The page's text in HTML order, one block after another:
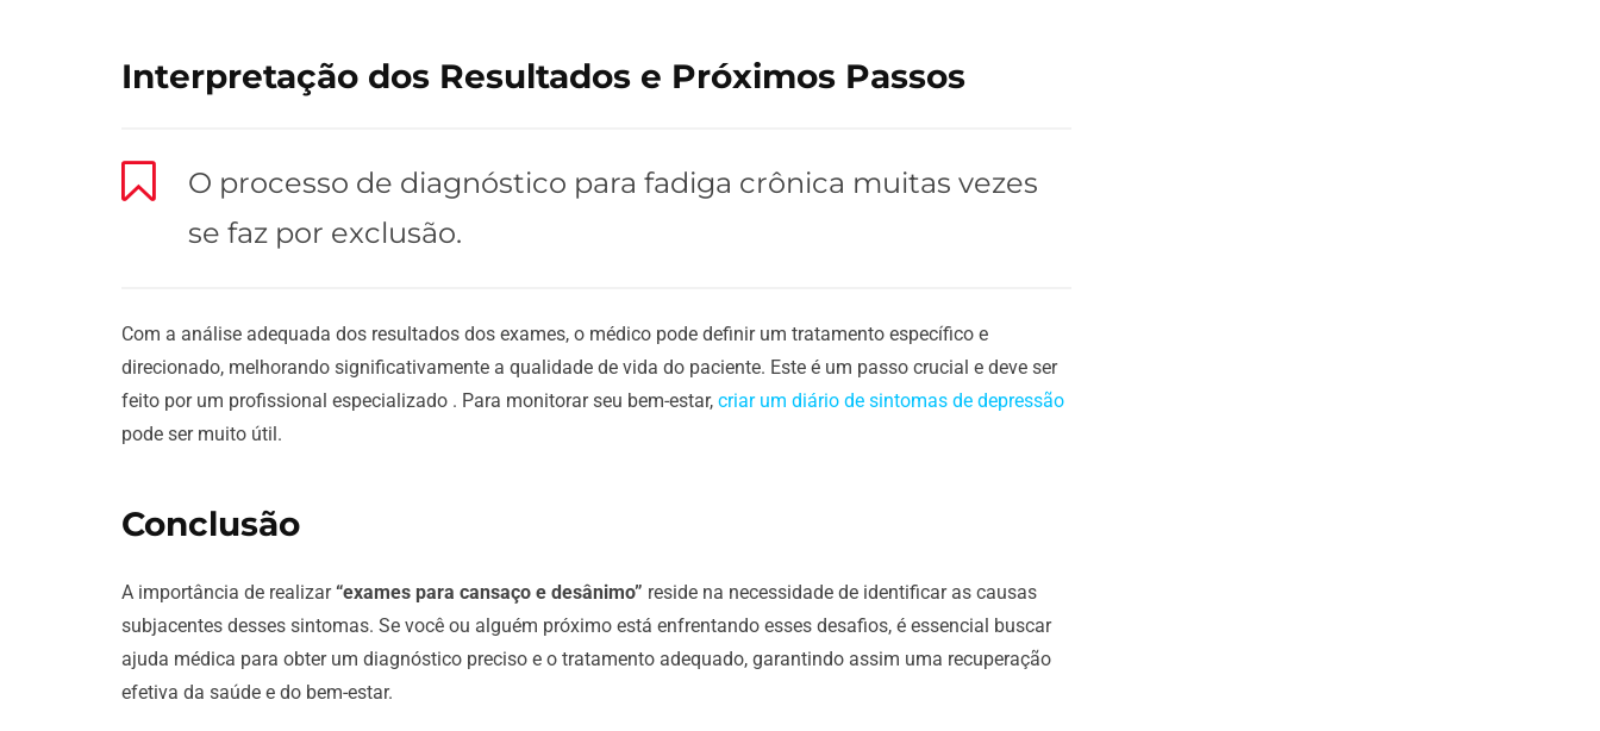
Interpretação dos Resultados e Próximos Passos
O processo de diagnóstico para fadiga crônica muitas vezes
se faz por exclusão.
Com a análise adequada dos resultados dos exames, o médico pode definir um tratamento específico e
direcionado, melhorando significativamente a qualidade de vida do paciente. Este é um passo crucial e deve ser
feito por um profissional especializado . Para monitorar seu bem-estar, criar um diário de sintomas de depressão
pode ser muito útil.
Conclusão
A importância de realizar“exames para cansaço e desânimo” reside na necessidade de identificar as causas
subjacentes desses sintomas. Se você ou alguém próximo está enfrentando esses desafios, é essencial buscar
ajuda médica para obter um diagnóstico preciso e o tratamento adequado, garantindo assim uma recuperação
efetiva da saúde e do bem-estar.